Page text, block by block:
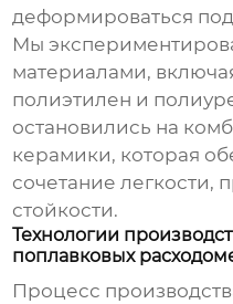
деформироваться
Мы
материалами,
полиэтилен и
остановились на
керамики, которая
сочетание легкости,
стойкости.
Технологии
поплавковых
Процесс